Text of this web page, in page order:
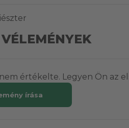
értékelte. Legyen Ön az
írása